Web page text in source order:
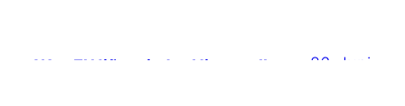
Was El Niño mit der Hitzewelle
26. Juni